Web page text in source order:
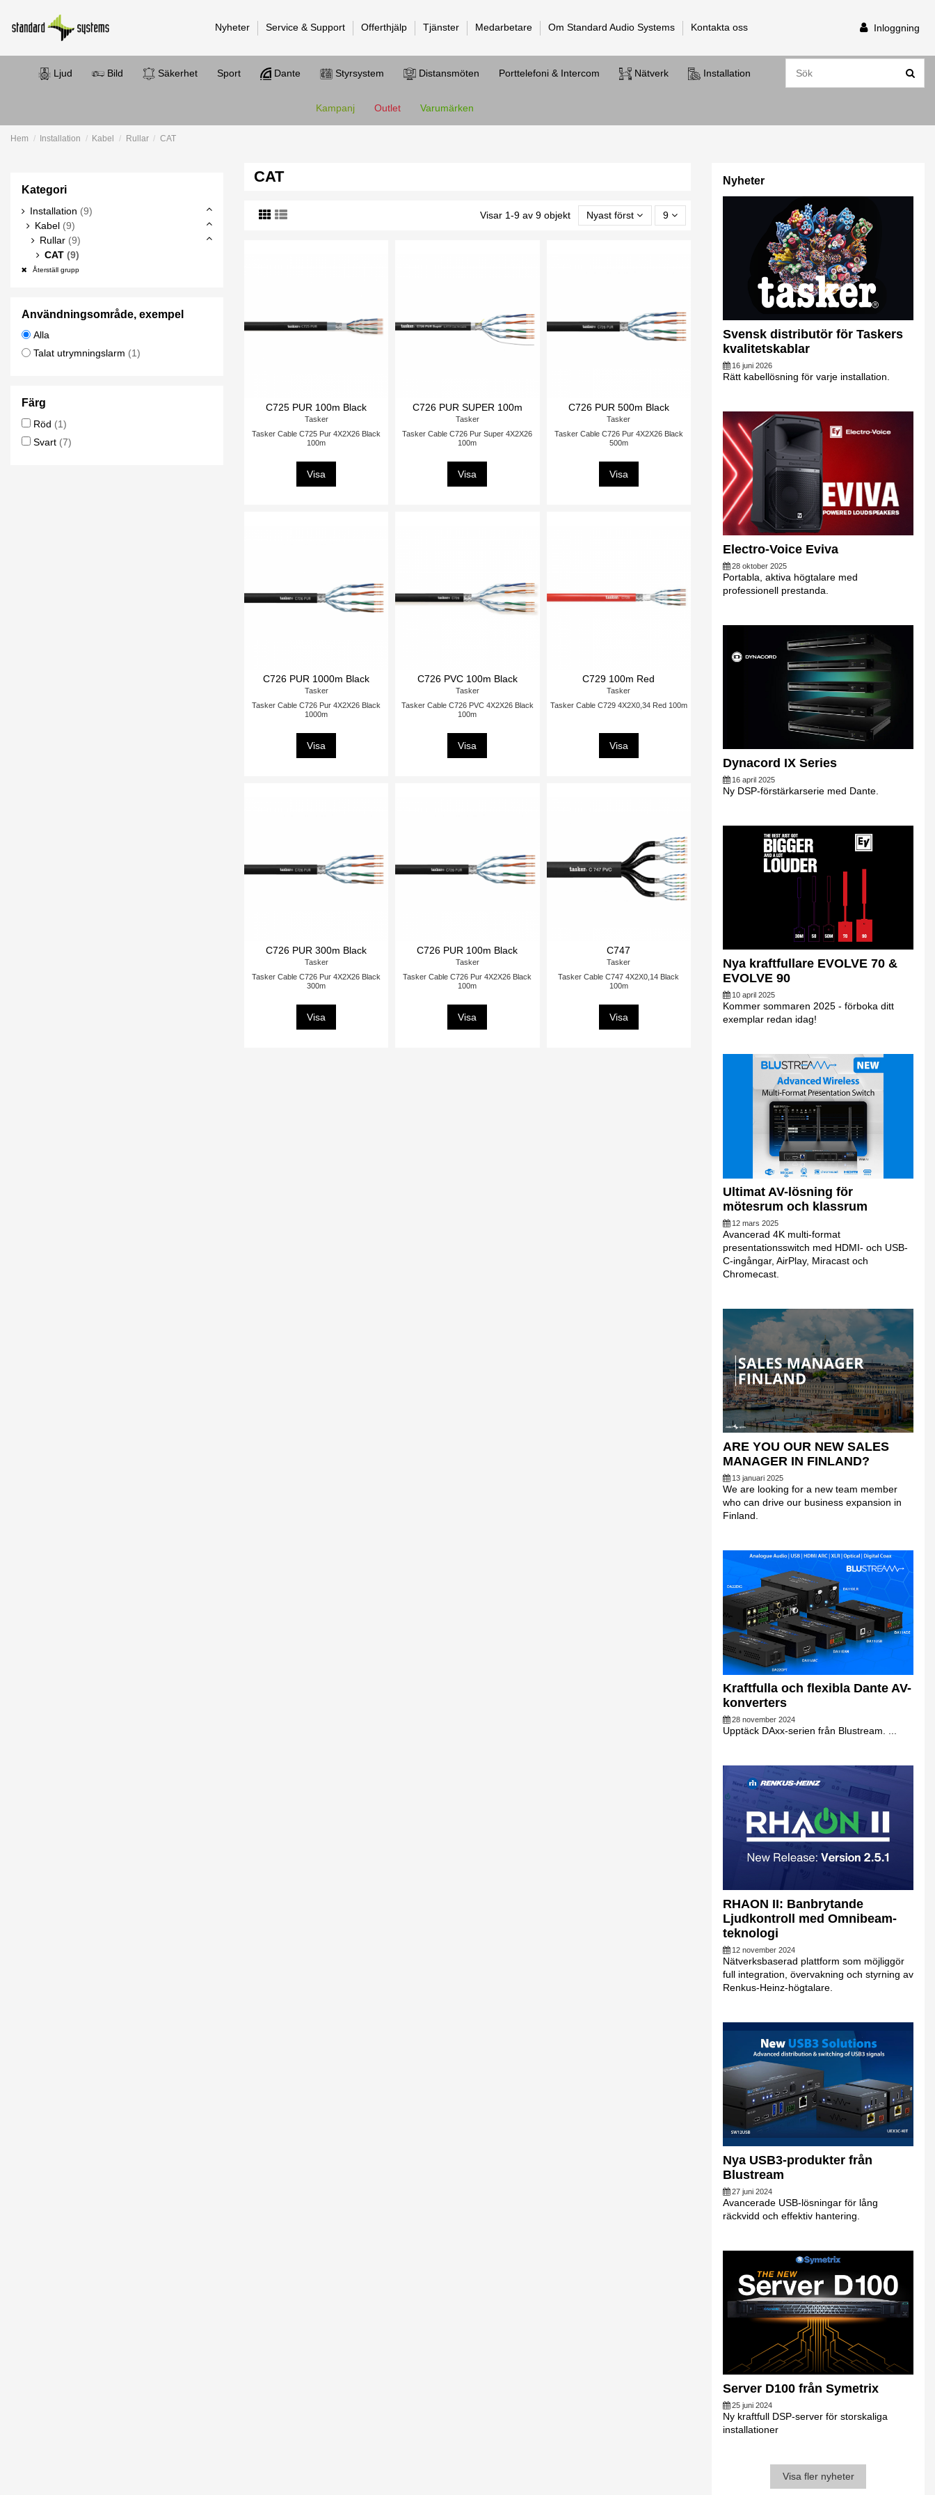
Nyheter Service & Support Offerthjälp Tjänster Medarbetare Om Standard Audio Systems Kontakta oss Inloggning
Ljud Bild Säkerhet Sport Dante Styrsystem Distansmöten Porttelefoni & Intercom Nätverk Installation
Kampanj Outlet Varumärken
Hem Installation Kabel Rullar CAT
CAT
Visar 1-9 av 9 objekt Nyast först 9
C725 PUR 100m Black
Tasker
Tasker Cable C725 Pur 4X2X26 Black
100m
Visa
C726 PUR SUPER 100m
Tasker
Tasker Cable C726 Pur Super 4X2X26
100m
Visa
C726 PUR 500m Black
Tasker
Tasker Cable C726 Pur 4X2X26 Black
500m
Visa
C726 PUR 1000m Black
Tasker
Tasker Cable C726 Pur 4X2X26 Black
1000m
Visa
C726 PVC 100m Black
Tasker
Tasker Cable C726 PVC 4X2X26 Black
100m
Visa
C729 100m Red
Tasker
Tasker Cable C729 4X2X0,34 Red 100m
Visa
C726 PUR 300m Black
Tasker
Tasker Cable C726 Pur 4X2X26 Black
300m
Visa
C726 PUR 100m Black
Tasker
Tasker Cable C726 Pur 4X2X26 Black
100m
Visa
C747
Tasker
Tasker Cable C747 4X2X0,14 Black
100m
Visa
Kategori
Installation (9)
Kabel (9)
Rullar (9)
CAT (9)
Återställ grupp
Användningsområde, exempel
Alla
Talat utrymningslarm (1)
Färg
Röd (1)
Svart (7)
Nyheter
Svensk distributör för Taskers
kvalitetskablar
16 juni 2026
Rätt kabellösning för varje installation.
Electro-Voice Eviva
28 oktober 2025
Portabla, aktiva högtalare med
professionell prestanda.
Dynacord IX Series
16 april 2025
Ny DSP-förstärkarserie med Dante.
Nya kraftfullare EVOLVE 70 &
EVOLVE 90
10 april 2025
Kommer sommaren 2025 - förboka ditt
exemplar redan idag!
Ultimat AV-lösning för
mötesrum och klassrum
12 mars 2025
Avancerad 4K multi-format
presentationsswitch med HDMI- och USB-
C-ingångar, AirPlay, Miracast och
Chromecast.
ARE YOU OUR NEW SALES
MANAGER IN FINLAND?
13 januari 2025
We are looking for a new team member
who can drive our business expansion in
Finland.
Kraftfulla och flexibla Dante AV-
konverters
28 november 2024
Upptäck DAxx-serien från Blustream. ...
RHAON II: Banbrytande
Ljudkontroll med Omnibeam-
teknologi
12 november 2024
Nätverksbaserad plattform som möjliggör
full integration, övervakning och styrning av
Renkus-Heinz-högtalare.
Nya USB3-produkter från
Blustream
27 juni 2024
Avancerade USB-lösningar för lång
räckvidd och effektiv hantering.
Server D100 från Symetrix
25 juni 2024
Ny kraftfull DSP-server för storskaliga
installationer
Visa fler nyheter